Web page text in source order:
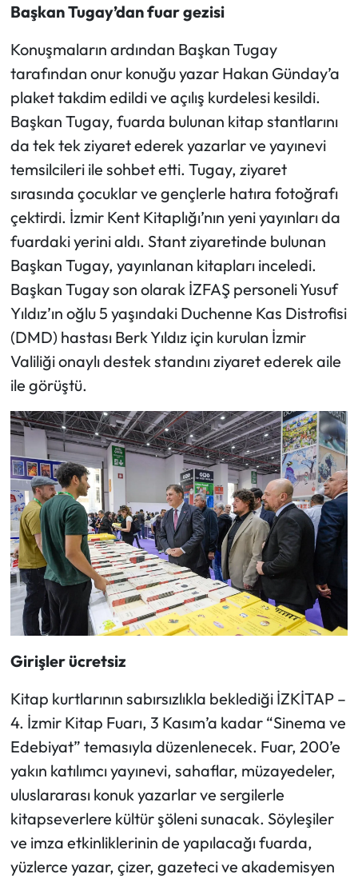
Başkan Tugay’dan fuar gezisi
Konuşmaların ardından Başkan Tugay
tarafından onur konuğu yazar Hakan Günday’a
plaket takdim edildi ve açılış kurdelesi kesildi.
Başkan Tugay, fuarda bulunan kitap stantlarını
da tek tek ziyaret ederek yazarlar ve yayınevi
temsilcileri ile sohbet etti. Tugay, ziyaret
sırasında çocuklar ve gençlerle hatıra fotoğrafı
çektirdi. İzmir Kent Kitaplığı’nın yeni yayınları da
fuardaki yerini aldı. Stant ziyaretinde bulunan
Başkan Tugay, yayınlanan kitapları inceledi.
Başkan Tugay son olarak İZFAŞ personeli Yusuf
Yıldız’ın oğlu 5 yaşındaki Duchenne Kas Distrofisi
(DMD) hastası Berk Yıldız için kurulan İzmir
Valiliği onaylı destek standını ziyaret ederek aile
ile görüştü.
Girişler ücretsiz
Kitap kurtlarının sabırsızlıkla beklediği İZKİTAP –
4. İzmir Kitap Fuarı, 3 Kasım’a kadar “Sinema ve
Edebiyat” temasıyla düzenlenecek. Fuar, 200’e
yakın katılımcı yayınevi, sahaflar, müzayedeler,
uluslararası konuk yazarlar ve sergilerle
kitapseverlere kültür şöleni sunacak. Söyleşiler
ve imza etkinliklerinin de yapılacağı fuarda,
yüzlerce yazar, çizer, gazeteci ve akademisyen